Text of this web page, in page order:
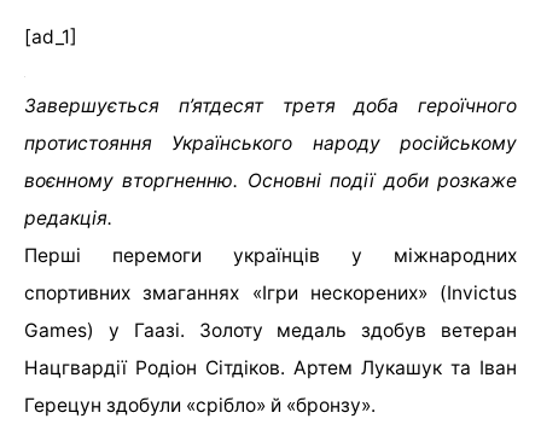
[ad_1]
Завершується п’ятдесят третя доба героїчного
протистояння Українського народу російському
воєнному вторгненню.​​ Основні події доби розкаже
редакція.
Перші перемоги українців у міжнародних
спортивних змаганнях «Ігри нескорених» (Invictus
Games) у Гаазі. Золоту медаль здобув ветеран
Нацгвардії Родіон Сітдіков. Артем Лукашук та Іван
Герецун здобули «срібло» й «бронзу».